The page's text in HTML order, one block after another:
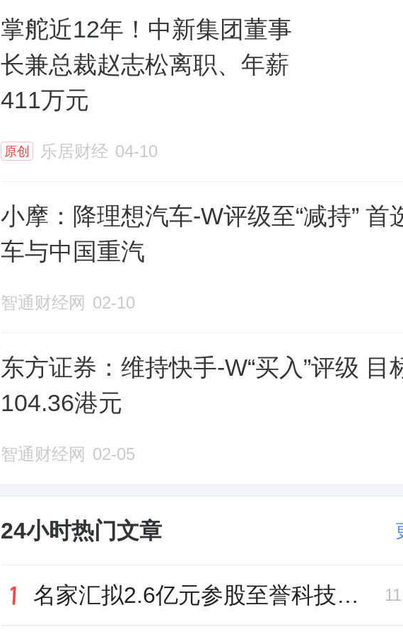
掌舵近12年！中新集团董事
长兼总裁赵志松离职、年薪
411万元
原创 乐居财经 04-10
小摩：降理想汽车-W评级至“减持” 首
车与中国重汽
智通财经网 02-10
东方证券：维持快手-W“买入”评级 目
104.36港元
智通财经网 02-05
24小时热门文章
名家汇拟2.6亿元参股至誉科技，跨界布局工业级固态存储